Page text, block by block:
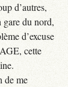
d’autres,
gare du nord,
d’excuse
cette
de me